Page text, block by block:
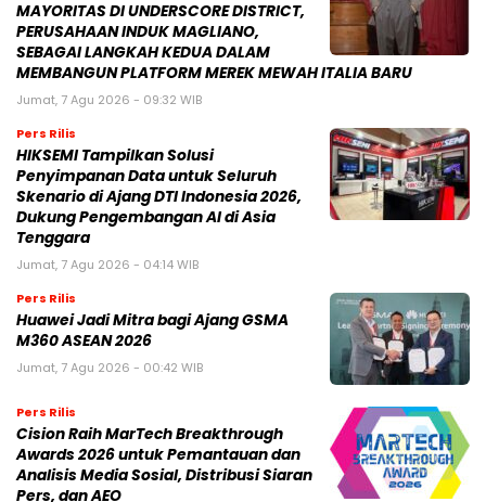
MAYORITAS DI UNDERSCORE DISTRICT,
PERUSAHAAN INDUK MAGLIANO,
SEBAGAI LANGKAH KEDUA DALAM
MEMBANGUN PLATFORM MEREK MEWAH ITALIA BARU
Jumat, 7 Agu 2026 - 09:32 WIB
Pers Rilis
HIKSEMI Tampilkan Solusi
Penyimpanan Data untuk Seluruh
Skenario di Ajang DTI Indonesia 2026,
Dukung Pengembangan AI di Asia
Tenggara
Jumat, 7 Agu 2026 - 04:14 WIB
Pers Rilis
Huawei Jadi Mitra bagi Ajang GSMA
M360 ASEAN 2026
Jumat, 7 Agu 2026 - 00:42 WIB
Pers Rilis
Cision Raih MarTech Breakthrough
Awards 2026 untuk Pemantauan dan
Analisis Media Sosial, Distribusi Siaran
Pers, dan AEO